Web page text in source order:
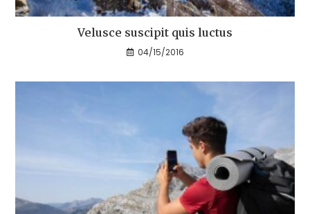
Velusce suscipit quis luctus
04/15/2016